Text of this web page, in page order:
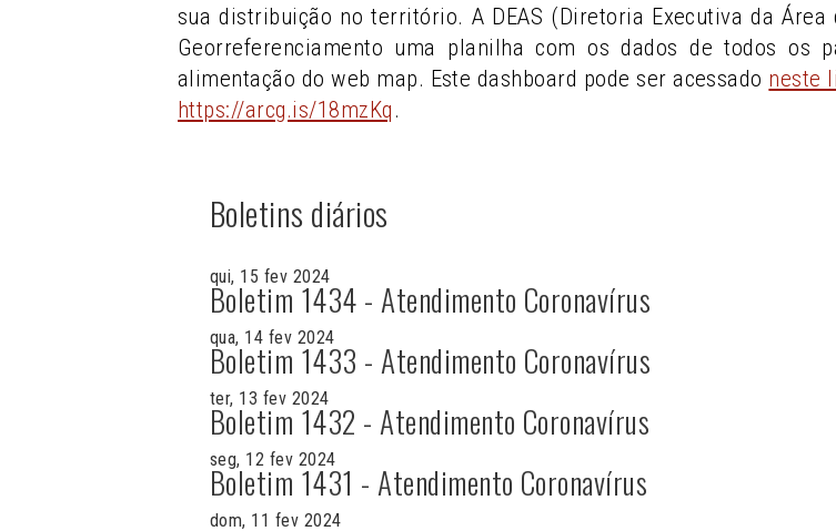
sua distribuição no território. A DEAS (Diretoria Executiva da
Georreferenciamento uma planilha com os dados de todos os
alimentação do web map. Este dashboard pode ser acessado neste
https://arcg.is/18mzKq .
Boletins diários
qui, 15 fev 2024
Boletim 1434 - Atendimento Coronavírus
qua, 14 fev 2024
Boletim 1433 - Atendimento Coronavírus
ter, 13 fev 2024
Boletim 1432 - Atendimento Coronavírus
seg, 12 fev 2024
Boletim 1431 - Atendimento Coronavírus
dom, 11 fev 2024